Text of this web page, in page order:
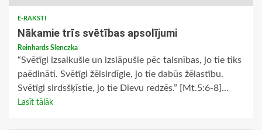
E-RAKSTI
Nākamie trīs svētības apsolījumi
Reinhards Slenczka
“Svētīgi izsalkušie un izslāpušie pēc taisnības, jo tie tiks
paēdināti. Svētīgi žēlsirdīgie, jo tie dabūs žēlastību.
Svētīgi sirdsšķīstie, jo tie Dievu redzēs.” [Mt.5:6-8]...
Lasīt tālāk